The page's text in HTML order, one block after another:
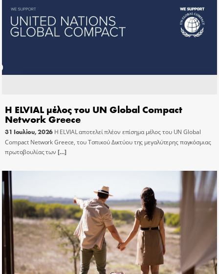
Η ELVIAL μέλος του UN Global Compact
Network Greece
31 Ιουλίου, 2026 Η ELVIAL αποτελεί πλέον επίσημα μέλος του UN Global
Compact Network Greece, του Τοπικού Δικτύου της μεγαλύτερης παγκόσμιας
πρωτοβουλίας των […]